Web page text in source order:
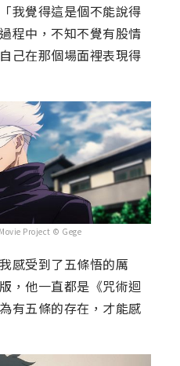
我覺得這是個不能說得
程中，不知不覺有股情
己在那個場面裡表現得
Project © Gege
感受到了五條悟的厲
，他一直都是《咒術迴
有五條的存在，才能感